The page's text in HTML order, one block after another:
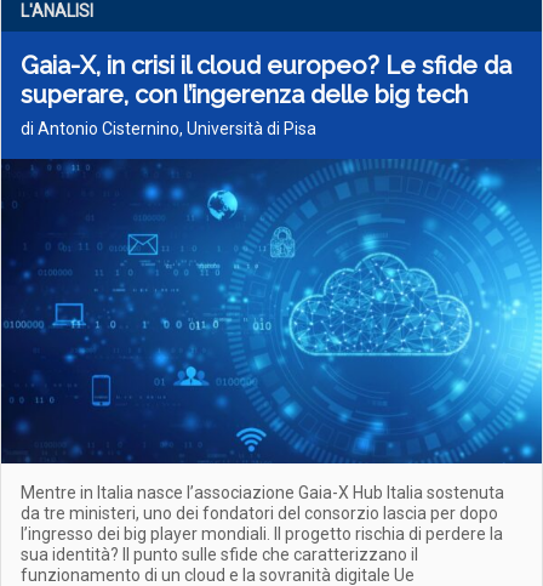
L'ANALISI
Gaia-X, in crisi il cloud europeo? Le sfide da
superare, con l’ingerenza delle big tech
di Antonio Cisternino, Università di Pisa
Mentre in Italia nasce l’associazione Gaia-X Hub Italia sostenuta
da tre ministeri, uno dei fondatori del consorzio lascia per dopo
l’ingresso dei big player mondiali. Il progetto rischia di perdere la
sua identità? Il punto sulle sfide che caratterizzano il
funzionamento di un cloud e la sovranità digitale Ue